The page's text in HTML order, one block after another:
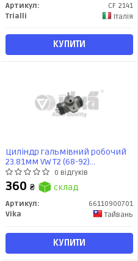
Артикул:
CF 2141
Trialli
Італія
КУПИТИ
Циліндр гальмівний робочий
23.81мм VW T2 (68-92)
(66110900701) VIKA
0 відгуків
360 ₴ склад
Артикул:
66110900701
Vika
Тайвань
КУПИТИ